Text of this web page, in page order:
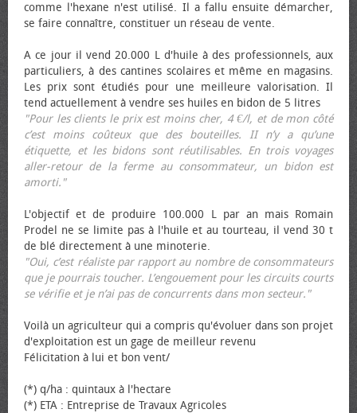
comme l'hexane n'est utilisé. Il a fallu ensuite démarcher,
se faire connaître, constituer un réseau de vente.
A ce jour il vend 20.000 L d'huile à des professionnels, aux
particuliers, à des cantines scolaires et même en magasins.
Les prix sont étudiés pour une meilleure valorisation. Il
tend actuellement à vendre ses huiles en bidon de 5 litres
"Pour les clients le prix est moins cher, 4 €/l, et de mon côté
c’est moins coûteux que des bouteilles. II n’y a qu’une
étiquette, et les bidons sont réutilisables. En trois voyages
aller-retour de la ferme au consommateur, un bidon est
amorti."
L'objectif et de produire 100.000 L par an mais Romain
Prodel ne se limite pas à l'huile et au tourteau, il vend 30 t
de blé directement à une minoterie.
"Oui, c’est réaliste par rapport au nombre de consommateurs
que je pourrais toucher. L’engouement pour les circuits courts
se vérifie et je n’ai pas de concurrents dans mon secteur."
Voilà un agriculteur qui a compris qu'évoluer dans son projet
d'exploitation est un gage de meilleur revenu
Félicitation à lui et bon vent/
(*) q/ha : quintaux à l'hectare
(*) ETA : Entreprise de Travaux Agricoles